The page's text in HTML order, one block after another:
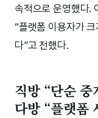
속적으로 운영했다.
“플랫폼 이용자가
다”고 전했다.
직방 “단순
다방 “플랫폼